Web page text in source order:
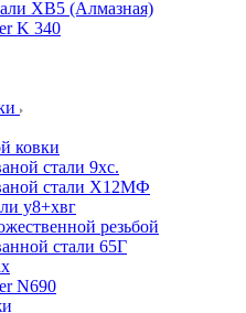
ХВ5 (Алмазная)
K 340
ковки
стали 9хс.
стали Х12МФ
у8+хвг
резьбой
стали 65Г
N690